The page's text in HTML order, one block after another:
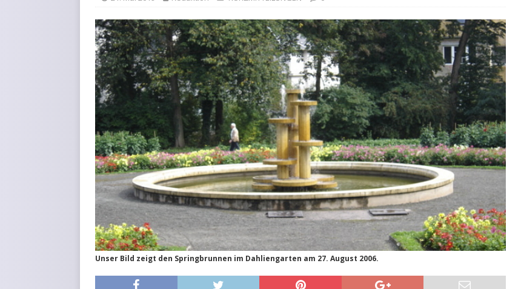
Unser Bild zeigt den Springbrunnen im Dahliengarten am 27. August 2006.